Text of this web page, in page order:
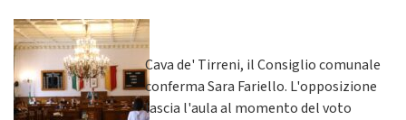
Cava de' Tirreni, il Consiglio comunale
conferma Sara Fariello. L'opposizione
lascia l'aula al momento del voto